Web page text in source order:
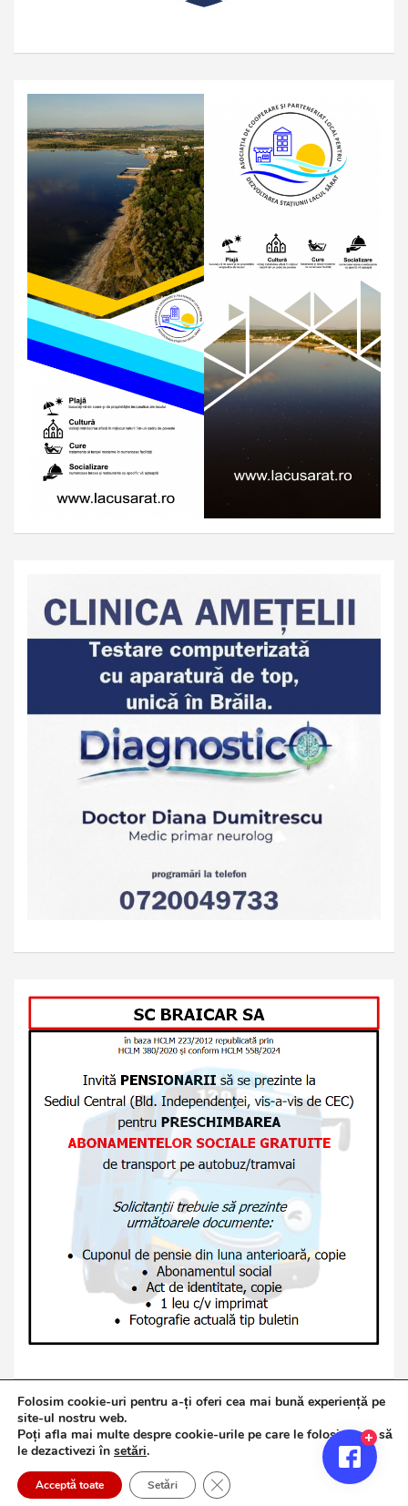
Copyright © 2026Jurnalul de Brăila
Politică de confidențialitate
Theme Horse
Proudly Powered by:WordPress
Folosim cookie-uri pentru a-ți oferi cea mai bună experiență pe
site-ul nostru web.
Poți afla mai multe despre cookie-urile pe care le folosim sau să
le dezactivezi în setări.
Acceptă toate Setări Close GDPR Cookie Banner